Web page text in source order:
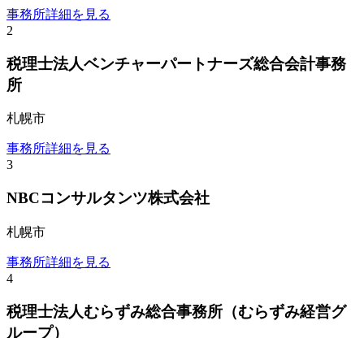
事務所詳細を見る
2
税理士法人ベンチャーパートナーズ総合会計事務
所
札幌市
事務所詳細を見る
3
NBCコンサルタンツ株式会社
札幌市
事務所詳細を見る
4
税理士法人むらずみ総合事務所（むらずみ経営グ
ループ）